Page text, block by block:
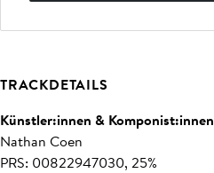
TRACKDETAILS
Künstler:innen & Komponist:innen
Nathan Coen
PRS: 00822947030, 25%